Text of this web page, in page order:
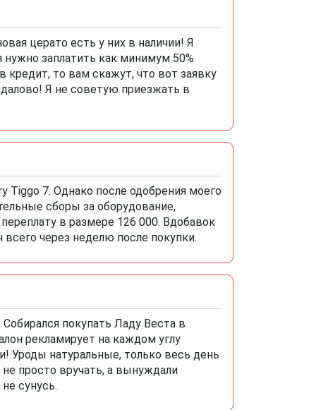
церато есть у них в наличии! Я
заплатить как минимум 50%
кредит, то вам скажут, что вот заявку
Я не советую приезжать в
Tiggo 7. Однако после одобрения моего
сборы за оборудование,
в размере 126 000. Вдобавок
через неделю после покупки.
покупать Ладу Веста в
рекламирует на каждом углу
Уроды натуральные, только весь день
просто вручать, а вынуждали
сунусь.